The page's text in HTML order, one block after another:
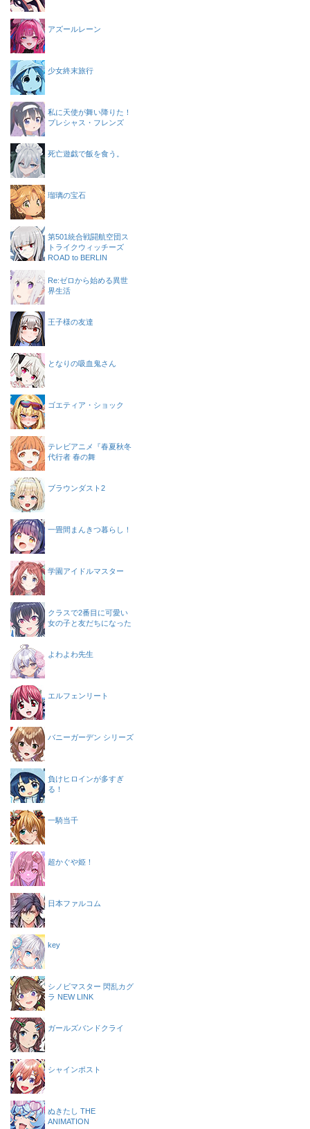
アズールレーン
少女終末旅行
私に天使が舞い降りた！
プレシャス・フレンズ
死亡遊戯で飯を食う。
瑠璃の宝石
第501統合戦闘航空団ス
トライクウィッチーズ
ROAD to BERLIN
Re:ゼロから始める異世
界生活
王子様の友達
となりの吸血鬼さん
ゴエティア・ショック
テレビアニメ『春夏秋冬
代行者 春の舞
ブラウンダスト2
一畳間まんきつ暮らし！
学園アイドルマスター
クラスで2番目に可愛い
女の子と友だちになった
よわよわ先生
エルフェンリート
バニーガーデン シリーズ
負けヒロインが多すぎ
る！
一騎当千
超かぐや姫！
日本ファルコム
key
シノビマスター 閃乱カグ
ラ NEW LINK
ガールズバンドクライ
シャインポスト
ぬきたし THE
ANIMATION